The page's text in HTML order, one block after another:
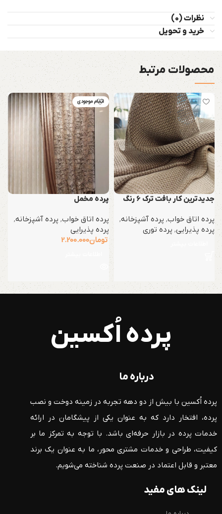
نظرات (0)
خرید و تحویل
محصولات مرتبط
جدیدترین کار بافت ترک 6 رنگ
پرده اتاق خواب, پرده آشپزخانه,
پرده پذیرایی, پرده توری
اتمام موجودی
پرده مخمل
پرده اتاق خواب, پرده آشپزخانه,
پرده پذیرایی
تومان2.200.000
پرده اُکسین
درباره ما
پرده اُکسین با بیش از دو دهه تجربه در زمینه دوخت و نصب
پرده، افتخار دارد که به عنوان یکی از پیشگامان در ارائه
خدمات پرده در بازار حرفه‌ای باشد. با توجه به تمرکز ما بر
کیفیت، طراحی و خدمات مشتری محور، ما به عنوان یک برند
معتبر و قابل اعتماد در صنعت پرده شناخته می‌شویم.
لینک های مفید